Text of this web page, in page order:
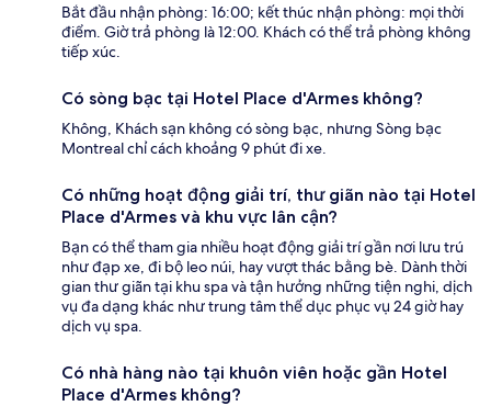
Bắt đầu nhận phòng: 16:00; kết thúc nhận phòng: mọi thời
điểm. Giờ trả phòng là 12:00. Khách có thể trả phòng không
tiếp xúc.
Có sòng bạc tại Hotel Place d'Armes không?
Không, Khách sạn không có sòng bạc, nhưng Sòng bạc
Montreal chỉ cách khoảng 9 phút đi xe.
Có những hoạt động giải trí, thư giãn nào tại Hotel
Place d'Armes và khu vực lân cận?
Bạn có thể tham gia nhiều hoạt động giải trí gần nơi lưu trú
như đạp xe, đi bộ leo núi, hay vượt thác bằng bè. Dành thời
gian thư giãn tại khu spa và tận hưởng những tiện nghi, dịch
vụ đa dạng khác như trung tâm thể dục phục vụ 24 giờ hay
dịch vụ spa.
Có nhà hàng nào tại khuôn viên hoặc gần Hotel
Place d'Armes không?